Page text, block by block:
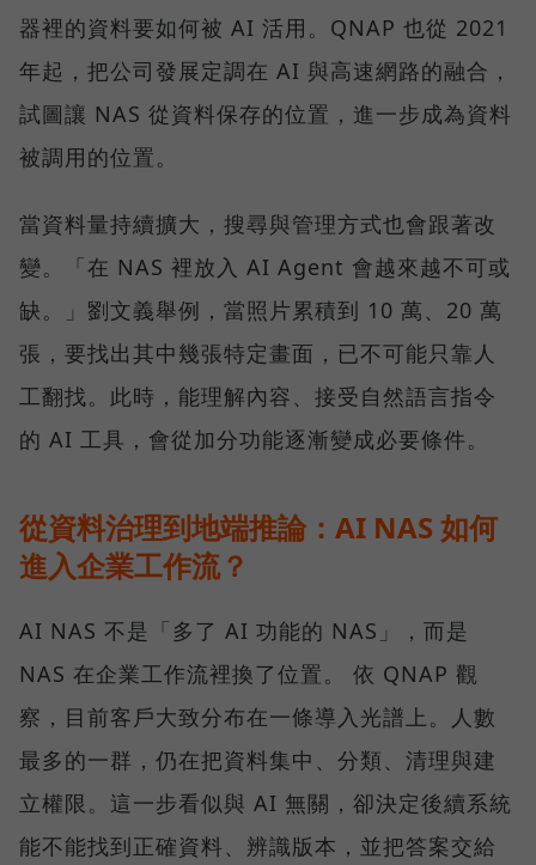
器裡的資料要如何被 AI 活用。QNAP 也從 2021
年起，把公司發展定調在 AI 與高速網路的融合，
試圖讓 NAS 從資料保存的位置，進一步成為資料
被調用的位置。
當資料量持續擴大，搜尋與管理方式也會跟著改
變。「在 NAS 裡放入 AI Agent 會越來越不可或
缺。」劉文義舉例，當照片累積到 10 萬、20 萬
張，要找出其中幾張特定畫面，已不可能只靠人
工翻找。此時，能理解內容、接受自然語言指令
的 AI 工具，會從加分功能逐漸變成必要條件。
從資料治理到地端推論：AI NAS 如何
進入企業工作流？
AI NAS 不是「多了 AI 功能的 NAS」，而是
NAS 在企業工作流裡換了位置。 依 QNAP 觀
察，目前客戶大致分布在一條導入光譜上。人數
最多的一群，仍在把資料集中、分類、清理與建
立權限。這一步看似與 AI 無關，卻決定後續系統
能不能找到正確資料、辨識版本，並把答案交給